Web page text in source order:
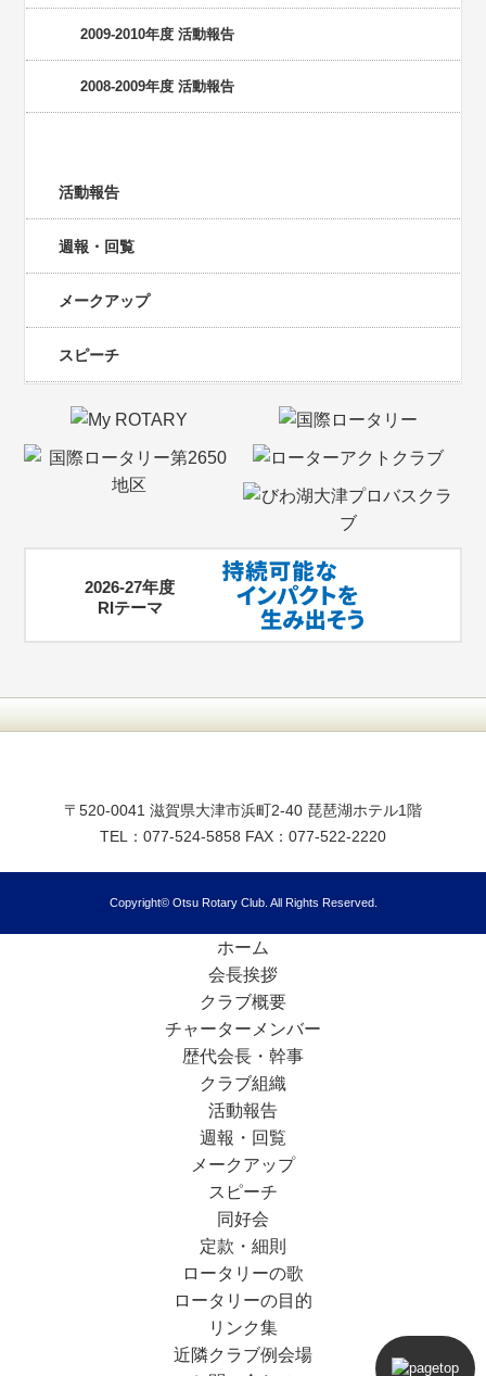
2009-2010年度 活動報告
2008-2009年度 活動報告
活動報告
週報・回覧
メークアップ
スピーチ
2026-27年度
RIテーマ
〒520-0041 滋賀県大津市浜町2-40 琵琶湖ホテル1階
TEL：077-524-5858 FAX：077-522-2220
Copyright© Otsu Rotary Club. All Rights Reserved.
ホーム
会長挨拶
クラブ概要
チャーターメンバー
歴代会長・幹事
クラブ組織
活動報告
週報・回覧
メークアップ
スピーチ
同好会
定款・細則
ロータリーの歌
ロータリーの目的
リンク集
近隣クラブ例会場